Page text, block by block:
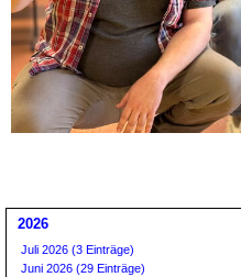
2026
Juli 2026 (3 Einträge)
Juni 2026 (29 Einträge)